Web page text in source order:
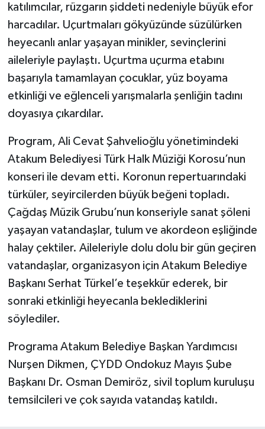
katılımcılar, rüzgarın şiddeti nedeniyle büyük efor
harcadılar. Uçurtmaları gökyüzünde süzülürken
heyecanlı anlar yaşayan minikler, sevinçlerini
aileleriyle paylaştı. Uçurtma uçurma etabını
başarıyla tamamlayan çocuklar, yüz boyama
etkinliği ve eğlenceli yarışmalarla şenliğin tadını
doyasıya çıkardılar.
Program, Ali Cevat Şahvelioğlu yönetimindeki
Atakum Belediyesi Türk Halk Müziği Korosu’nun
konseri ile devam etti. Koronun repertuarındaki
türküler, seyircilerden büyük beğeni topladı.
Çağdaş Müzik Grubu’nun konseriyle sanat şöleni
yaşayan vatandaşlar, tulum ve akordeon eşliğinde
halay çektiler. Aileleriyle dolu dolu bir gün geçiren
vatandaşlar, organizasyon için Atakum Belediye
Başkanı Serhat Türkel’e teşekkür ederek, bir
sonraki etkinliği heyecanla beklediklerini
söylediler.
Programa Atakum Belediye Başkan Yardımcısı
Nurşen Dikmen, ÇYDD Ondokuz Mayıs Şube
Başkanı Dr. Osman Demiröz, sivil toplum kuruluşu
temsilcileri ve çok sayıda vatandaş katıldı.